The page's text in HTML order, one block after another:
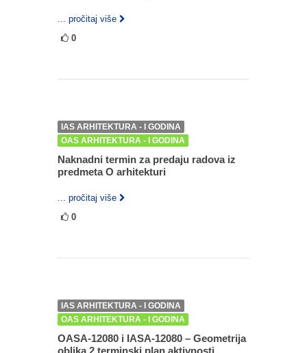
... pročitaj više
0
IAS ARHITEKTURA - I GODINA
OAS ARHITEKTURA - I GODINA
Naknadni termin za predaju radova iz
predmeta O arhitekturi
... pročitaj više
0
IAS ARHITEKTURA - I GODINA
OAS ARHITEKTURA - I GODINA
OASA-12080 i IASA-12080 – Geometrija